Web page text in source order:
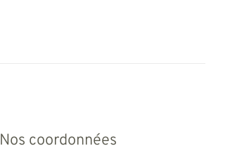
Nos coordonnées